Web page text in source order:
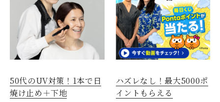
50代のUV対策！1本で日
焼け止め＋下地
ハズレなし！最大5000ポ
イントもらえる